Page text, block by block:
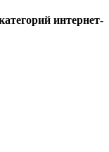
интернет-